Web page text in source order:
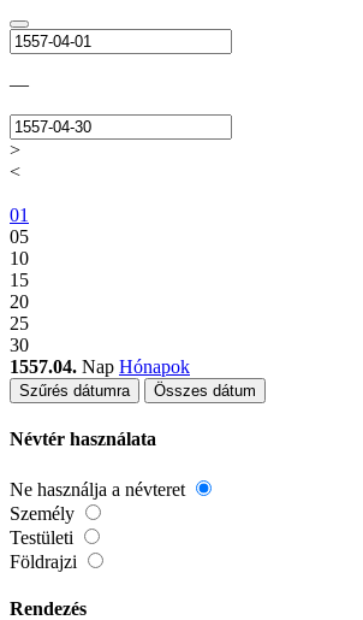
—
>
<
01
05
10
15
20
25
30
1557.04. Nap Hónapok
Szűrés dátumra Összes dátum
Névtér használata
Ne használja a névteret
Személy
Testületi
Földrajzi
Rendezés